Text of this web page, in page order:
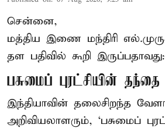
சென்னை,
மத்திய இணை மந்திரி
தள பதிவில் கூறி
பசுமைப் புரட்சியின் தந்தை
இந்தியாவின் தலைசிறந்த
அறிவியலாளரும், ‘பசுமைப்